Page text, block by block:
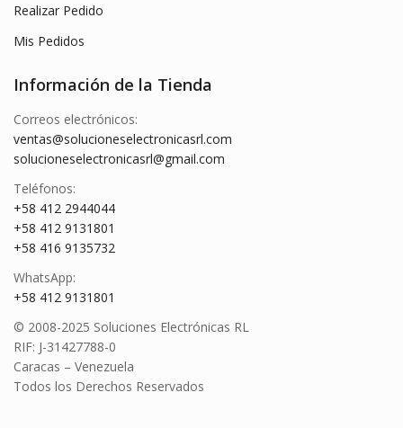
Realizar Pedido
Mis Pedidos
Información de la Tienda
Correos electrónicos:
ventas@solucioneselectronicasrl.com
solucioneselectronicasrl@gmail.com
Teléfonos:
+58 412 2944044
+58 412 9131801
+58 416 9135732
WhatsApp:
+58 412 9131801
© 2008-2025 Soluciones Electrónicas RL
RIF: J-31427788-0
Caracas – Venezuela
Todos los Derechos Reservados